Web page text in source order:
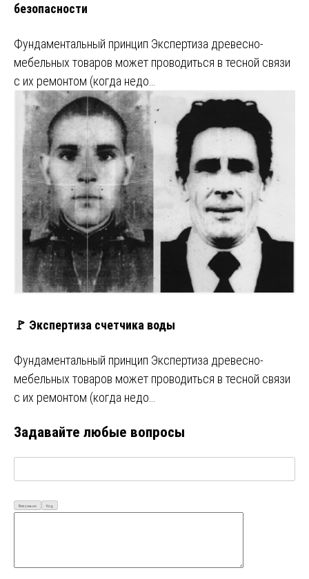
безопасности
Фундаментальный принцип Экспертиза древесно-
мебельных товаров может проводиться в тесной связи
с их ремонтом (когда недо…
🚩 Экспертиза счетчика воды
Фундаментальный принцип Экспертиза древесно-
мебельных товаров может проводиться в тесной связи
с их ремонтом (когда недо…
Задавайте любые вопросы
Визуально Код